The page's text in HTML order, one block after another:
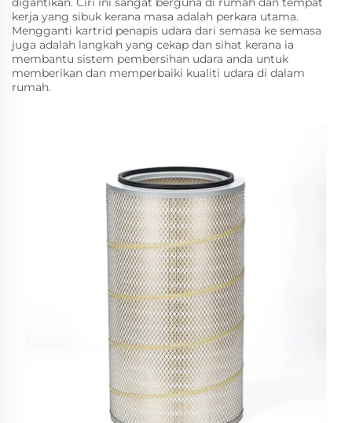
kerja yang sibuk kerana masa adalah perkara utama.
Mengganti kartrid penapis udara dari semasa ke semasa
juga adalah langkah yang cekap dan sihat kerana ia
membantu sistem pembersihan udara anda untuk
memberikan dan memperbaiki kualiti udara di dalam
rumah.